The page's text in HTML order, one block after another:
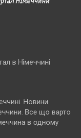
в Німеччині
Новини
Все що варто
в одному